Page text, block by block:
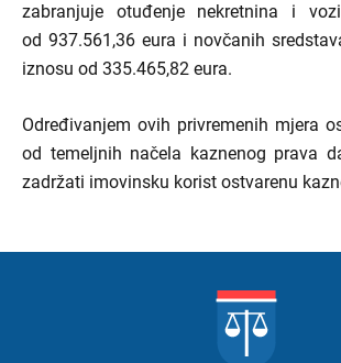
zabranjuje otuđenje nekretnina i
od 937.561,36 eura i novčanih
iznosu od 335.465,82 eura.
Određivanjem ovih privremenih mjera
od temeljnih načela kaznenog prava
zadržati imovinsku korist ostvarenu